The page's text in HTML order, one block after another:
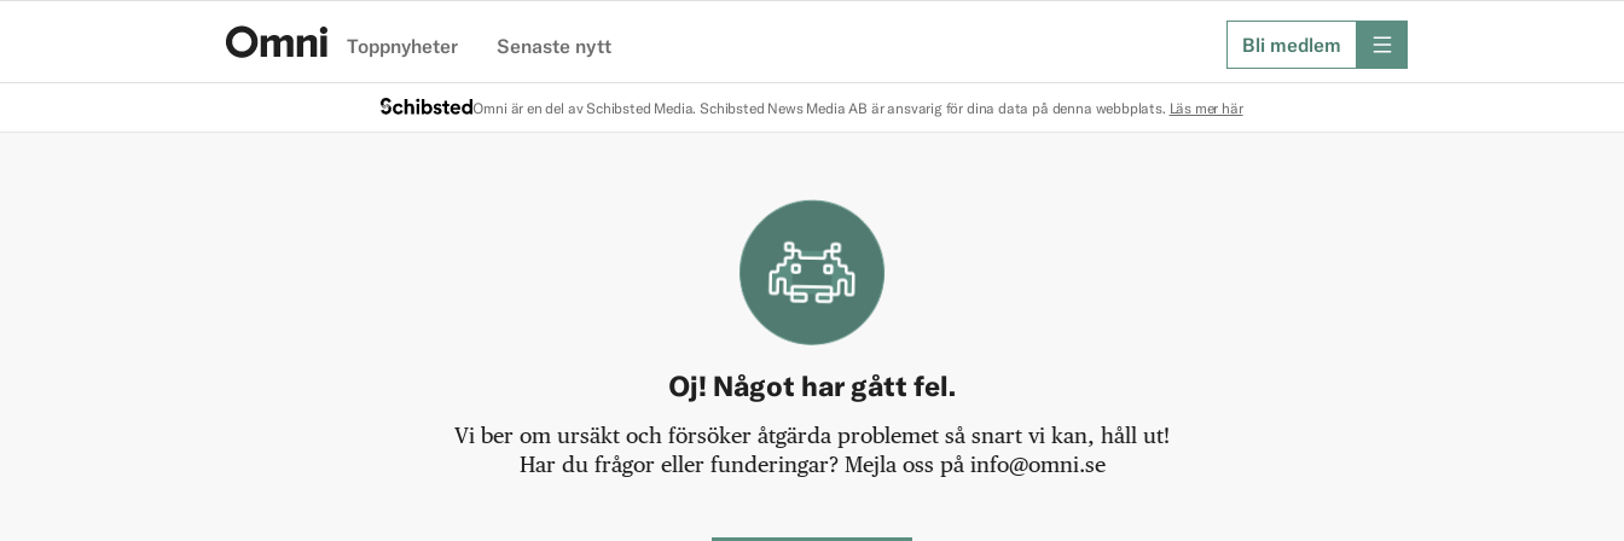
Toppnyheter Senaste nytt Bli medlem meny
Omni är en del av Schibsted Media. Schibsted News Media AB är ansvarig för dina data på denna webbplats. Läs mer här
Oj! Något har gått fel.
Vi ber om ursäkt och försöker åtgärda problemet så snart vi kan, håll ut!
Har du frågor eller funderingar? Mejla oss på info@omni.se